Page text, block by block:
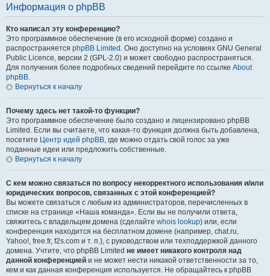
Информация о phpBB
Кто написал эту конференцию?
Это программное обеспечение (в его исходной форме) создано и
распространяется phpBB Limited . Оно доступно на условиях GNU General
Public Licence, версии 2 (GPL-2.0) и может свободно распространяться.
Для получения более подробных сведений перейдите по ссылке About
phpBB.
Вернуться к началу
Почему здесь нет такой-то функции?
Это программное обеспечение было создано и лицензировано phpBB
Limited. Если вы считаете, что какая-то функция должна быть добавлена,
посетите Центр идей phpBB, где можно отдать свой голос за уже
поданные идеи или предложить собственные.
Вернуться к началу
С кем можно связаться по вопросу некорректного использования и/или
юридических вопросов, связанных с этой конференцией?
Вы можете связаться с любым из администраторов, перечисленных в
списке на странице «Наша команда». Если вы не получили ответа,
свяжитесь с владельцем домена (сделайте whois lookup) или, если
конференция находится на бесплатном домене (например, chat.ru,
Yahoo!, free.fr, f2s.com и т. п.), с руководством или техподдержкой данного
домена. Учтите, что phpBB Limited не имеет никакого контроля над
данной конференцией и не может нести никакой ответственности за то,
кем и как данная конференция используется. Не обращайтесь к phpBB